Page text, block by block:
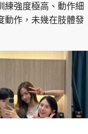
練強度極高、動作細
動作，未幾在肢體發